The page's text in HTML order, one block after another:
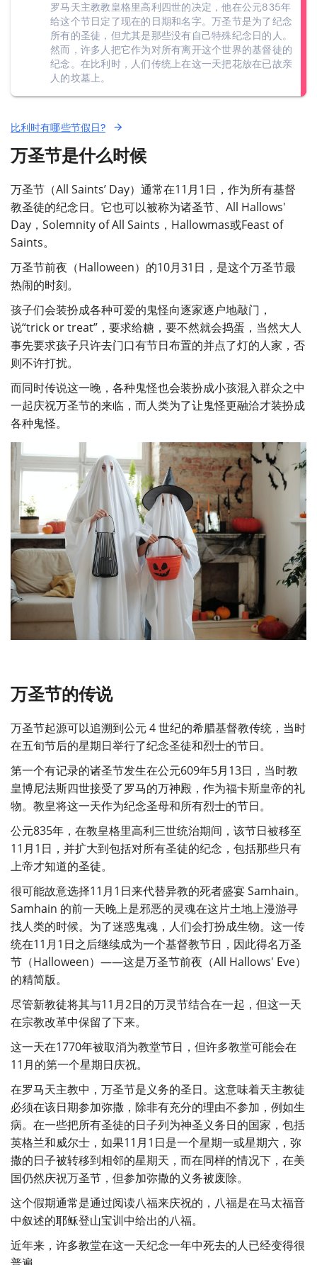
罗马天主教教皇格里高利四世的决定，他在公元835年
给这个节日定了现在的日期和名字。万圣节是为了纪念
所有的圣徒，但尤其是那些没有自己特殊纪念日的人。
然而，许多人把它作为对所有离开这个世界的基督徒的
纪念。在比利时，人们传统上在这一天把花放在已故亲
人的坟墓上。
比利时有哪些节假日?
万圣节是什么时候
万圣节（All Saints’ Day）通常在11月1日，作为所有基督
教圣徒的纪念日。它也可以被称为诸圣节、All Hallows'
Day，Solemnity of All Saints，Hallowmas或Feast of
Saints。
万圣节前夜（Halloween）的10月31日，是这个万圣节最
热闹的时刻。
孩子们会装扮成各种可爱的鬼怪向逐家逐户地敲门，
说“trick or treat”，要求给糖，要不然就会捣蛋，当然大人
事先要求孩子只许去门口有节日布置的并点了灯的人家，否
则不许打扰。
而同时传说这一晚，各种鬼怪也会装扮成小孩混入群众之中
一起庆祝万圣节的来临，而人类为了让鬼怪更融洽才装扮成
各种鬼怪。
万圣节的传说
万圣节起源可以追溯到公元 4 世纪的希腊基督教传统，当时
在五旬节后的星期日举行了纪念圣徒和烈士的节日。
第一个有记录的诸圣节发生在公元609年5月13日，当时教
皇博尼法斯四世接受了罗马的万神殿，作为福卡斯皇帝的礼
物。教皇将这一天作为纪念圣母和所有烈士的节日。
公元835年，在教皇格里高利三世统治期间，该节日被移至
11月1日，并扩大到包括对所有圣徒的纪念，包括那些只有
上帝才知道的圣徒。
很可能故意选择11月1日来代替异教的死者盛宴 Samhain。
Samhain 的前一天晚上是邪恶的灵魂在这片土地上漫游寻
找人类的时候。为了迷惑鬼魂，人们会打扮成生物。这一传
统在11月1日之后继续成为一个基督教节日，因此得名万圣
节（Halloween）——这是万圣节前夜（All Hallows' Eve）
的精简版。
尽管新教徒将其与11月2日的万灵节结合在一起，但这一天
在宗教改革中保留了下来。
这一天在1770年被取消为教堂节日，但许多教堂可能会在
11月的第一个星期日庆祝。
在罗马天主教中，万圣节是义务的圣日。这意味着天主教徒
必须在该日期参加弥撒，除非有充分的理由不参加，例如生
病。在一些把所有圣徒的日子列为神圣义务日的国家，包括
英格兰和威尔士，如果11月1日是一个星期一或星期六，弥
撒的日子被转移到相邻的星期天，而在同样的情况下，在美
国仍然庆祝万圣节，但参加弥撒的义务被废除。
这个假期通常是通过阅读八福来庆祝的，八福是在马太福音
中叙述的耶稣登山宝训中给出的八福。
近年来，许多教堂在这一天纪念一年中死去的人已经变得很